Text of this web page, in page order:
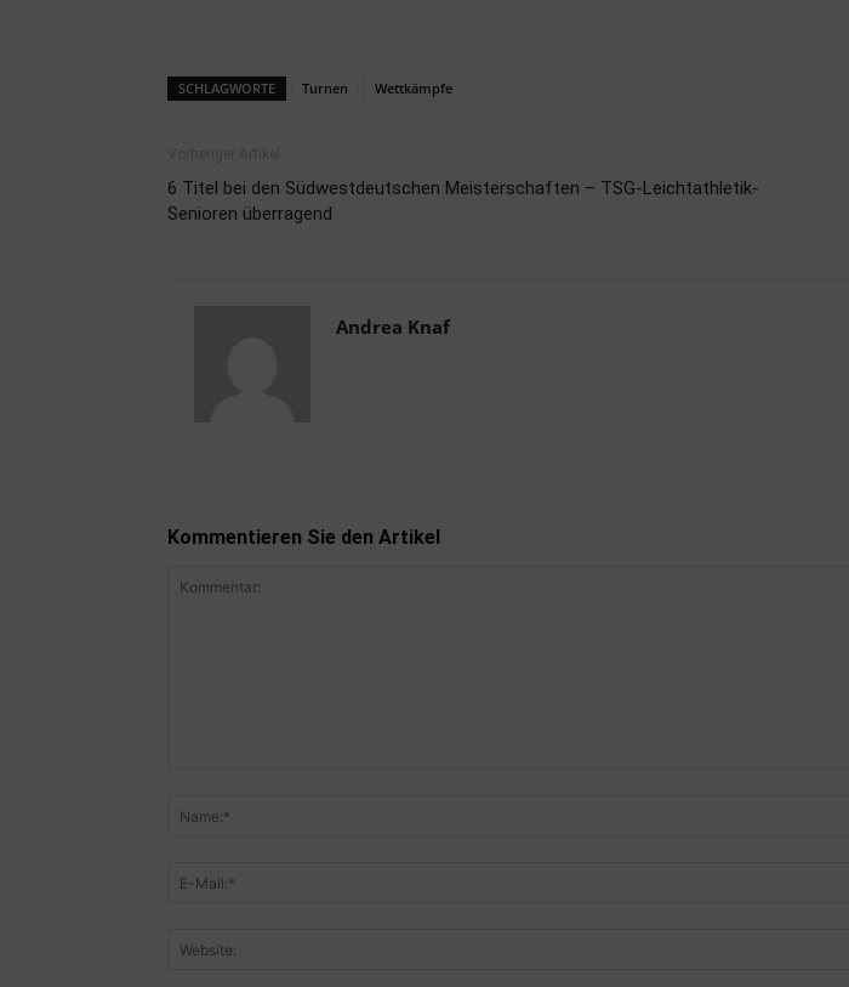
SCHLAGWORTE Turnen Wettkämpfe
6 Titel bei den Südwestdeutschen Meisterschaften – TSG-Leichtathletik-
Senioren überragend
Andrea Knaf
Kommentieren Sie den Artikel